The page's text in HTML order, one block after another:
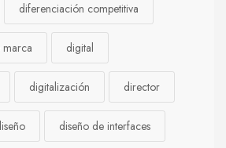
diferenciación competitiva
digital
digitalización director
diseño de interfaces